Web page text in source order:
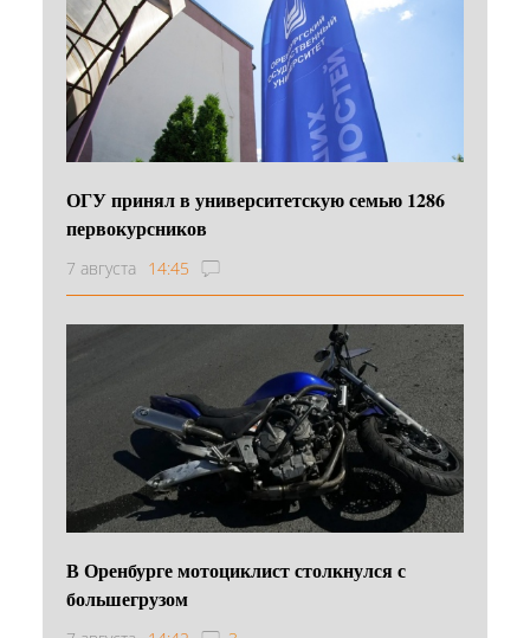
ОГУ принял в университетскую семью 1286
первокурсников
7 августа 14:45
В Оренбурге мотоциклист столкнулся с
большегрузом